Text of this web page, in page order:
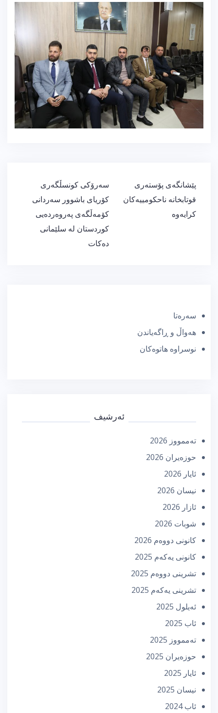
ڕێدۆزیی
بابەت
سەرۆکی کونسڵگەری
کۆریای باشوور سەردانی
کۆمەڵگەی پەروەردەیی
کوردستان له‌ سلێمانی
ده‌كات
پێشانگەی پۆستەری
قوتابخانە ناحکومییەکان
کرایەوە
سەرەتا
هەواڵ و ڕاگەیاندن
نوسراوە هاتوەکان
ئەرشیف
تەممووز 2026
حوزه‌یران 2026
ئایار 2026
نیسان 2026
ئازار 2026
شوبات 2026
كانونی دووه‌م 2026
كانونی یه‌كه‌م 2025
تشرینی دووه‌م 2025
تشرینی یه‌كه‌م 2025
ئه‌یلول 2025
ئاب 2025
تەممووز 2025
حوزه‌یران 2025
ئایار 2025
نیسان 2025
ئاب 2024